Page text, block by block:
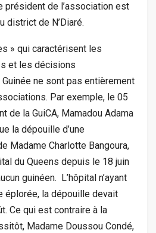
président de l’association est
district de N’Diaré.
» qui caractérisent les
et les décisions
ne sont pas entièrement
Par exemple, le 05
de la GuiCA, Mamadou Adama
la dépouille d’une
Madame Charlotte Bangoura,
du Queens depuis le 18 juin
guinéen. L’hôpital n’ayant
éplorée, la dépouille devait
Ce qui est contraire à la
Madame Doussou Condé,